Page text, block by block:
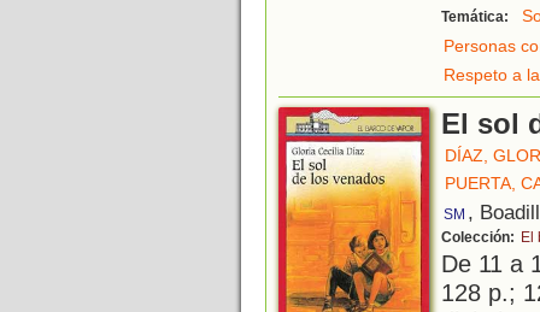
Temática:
Personas
Respeto a
El sol
DÍAZ,
PUERTA,
SM ,
Colección: El
De 11 a
128 p.;